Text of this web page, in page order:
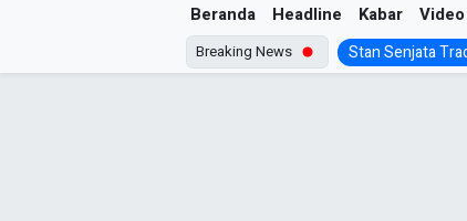
Beranda Headline Kabar Video
Breaking News Stan Senjata